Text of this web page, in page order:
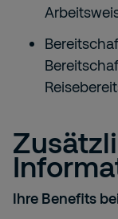
Ihre Benefits